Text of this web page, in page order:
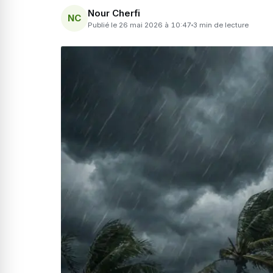
NC Nour Cherfi
Publié le 26 mai 2026 à 10:47 3 min de lecture